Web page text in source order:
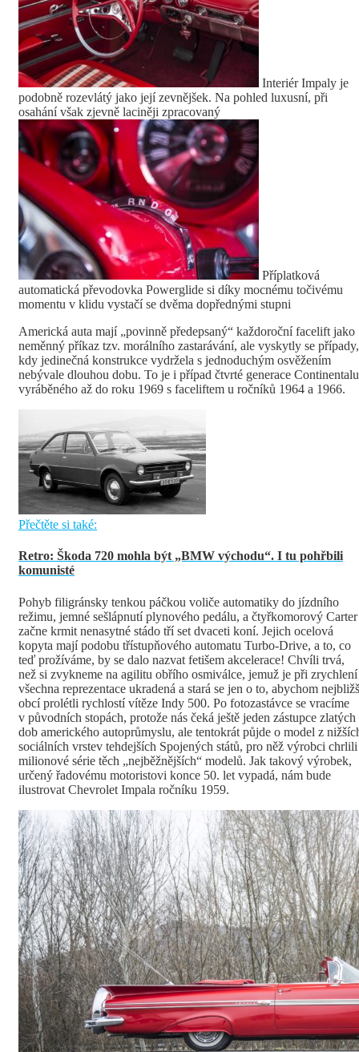
Interiér Impaly je
podobně rozevlátý jako její zevnějšek. Na pohled luxusní, při
osahání však zjevně laciněji zpracovaný
Příplatková
automatická převodovka Powerglide si díky mocnému točivému
momentu v klidu vystačí se dvěma dopřednými stupni
Americká auta mají „povinně předepsaný“ každoroční facelift jako
neměnný příkaz tzv. morálního zastarávání, ale vyskytly se případy,
kdy jedinečná konstrukce vydržela s jednoduchým osvěžením
nebývale dlouhou dobu. To je i případ čtvrté generace
vyráběného až do roku 1969 s faceliftem u ročníků 1964 a 1966.
Přečtěte si také:
Retro: Škoda 720 mohla být „BMW východu“. I tu pohřbili
komunisté
Pohyb filigránsky tenkou páčkou voliče automatiky do jízdního
režimu, jemné sešlápnutí plynového pedálu, a čtyřkomorový Carter
začne krmit nenasytné stádo tří set dvaceti koní. Jejich ocelová
kopyta mají podobu třístupňového automatu Turbo-Drive, a to, co
teď prožíváme, by se dalo nazvat fetišem akcelerace! Chvíli trvá,
než si zvykneme na agilitu obřího osmiválce, jemuž je při zrychlení
všechna reprezentace ukradená a stará se jen o to, abychom
obcí prolétli rychlostí vítěze Indy 500. Po fotozastávce se vracíme
v původních stopách, protože nás čeká ještě jeden zástupce zlatých
dob amerického autoprůmyslu, ale tentokrát půjde o model z
sociálních vrstev tehdejších Spojených států, pro něž výrobci chrlili
milionové série těch „nejběžnějších“ modelů. Jak takový výrobek,
určený řadovému motoristovi konce 50. let vypadá, nám bude
ilustrovat Chevrolet Impala ročníku 1959.